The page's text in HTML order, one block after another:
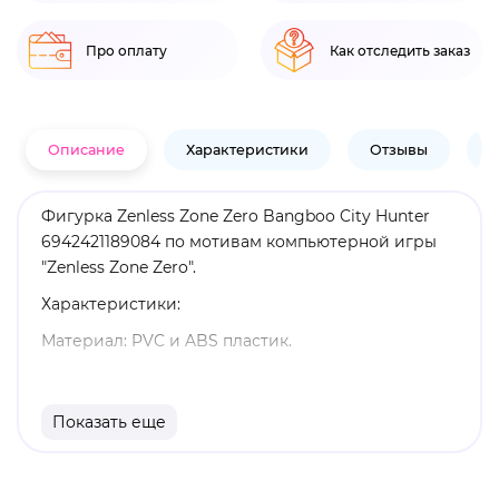
Про оплату Как отследить заказ
Описание Характеристики Отзывы
Фигурка Zenless Zone Zero Bangboo City Hunter
6942421189084 по мотивам компьютерной игры
"Zenless Zone Zero".
Характеристики:
Материал: PVC и ABS пластик.
Показать еще